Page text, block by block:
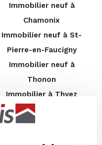
Immobilier neuf à
Chamonix
Immobilier neuf à St-
Pierre-en-Faucigny
Immobilier neuf à
Thonon
Immobilier à Thyez
EN PLUS